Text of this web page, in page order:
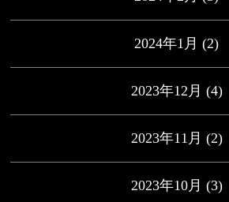
2024年1月 (2)
2023年12月 (4)
2023年11月 (2)
2023年10月 (3)